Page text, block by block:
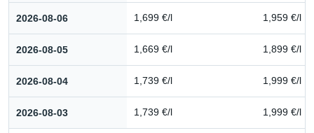
2026-08-06 1,699 €/l 1,959 €/l
2026-08-05 1,669 €/l 1,899 €/l
2026-08-04 1,739 €/l 1,999 €/l
2026-08-03 1,739 €/l 1,999 €/l